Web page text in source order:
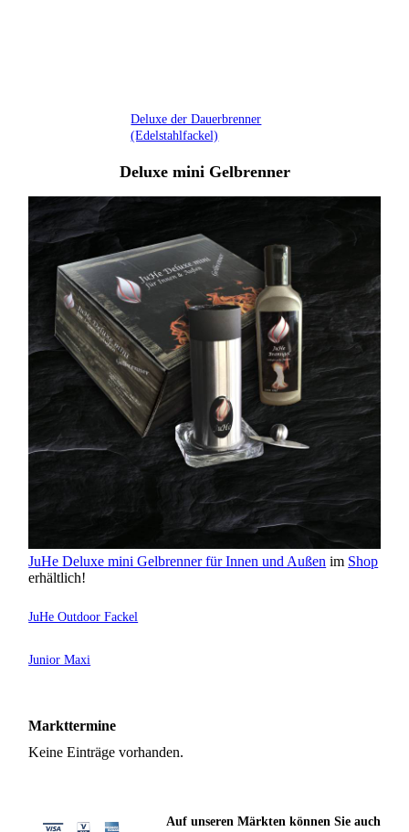
Deluxe der Dauerbrenner
(Edelstahlfackel)
Deluxe mini Gelbrenner
JuHe Deluxe mini Gelbrenner für Innen und Außen im Shop
erhältlich!
JuHe Outdoor Fackel
Junior Maxi
Markttermine
Keine Einträge vorhanden.
Auf unseren Märkten können Sie auch